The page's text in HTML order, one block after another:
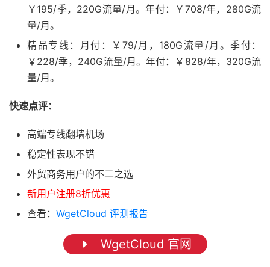
￥195/季，220G流量/月。年付：￥708/年，280G流
量/月。
精品专线：月付：￥79/月，180G流量/月。季付：
￥228/季，240G流量/月。年付：￥828/年，320G流
量/月。
快速点评：
高端专线翻墙机场
稳定性表现不错
外贸商务用户的不二之选
新用户注册8折优惠
查看： WgetCloud 评测报告
WgetCloud 官网